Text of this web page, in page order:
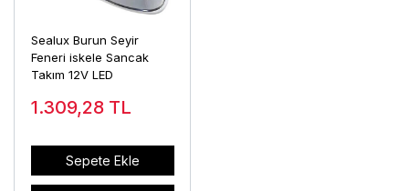
Sealux Burun Seyir
Feneri iskele Sancak
Takım 12V LED
1.309,28 TL
Sepete Ekle